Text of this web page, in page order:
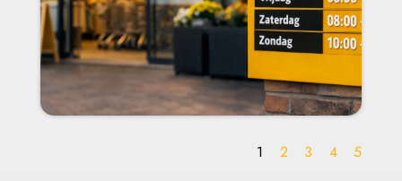
1 2 3 4 5